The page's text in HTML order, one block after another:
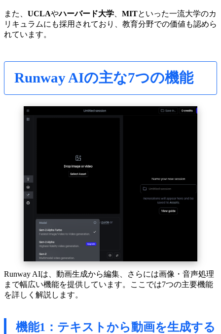
また、 UCLAやハーバード大学 MITといった一流大学のカ
リキュラムにも採用されており、教育分野での価値も認めら
れています。
Runway AIの主な7つの機能
Runway AIは、動画生成から編集、さらには画像・音声処理
まで幅広い機能を提供しています。ここでは7つの主要機能
を詳しく解説します。
機能1：テキストから動画を生成する